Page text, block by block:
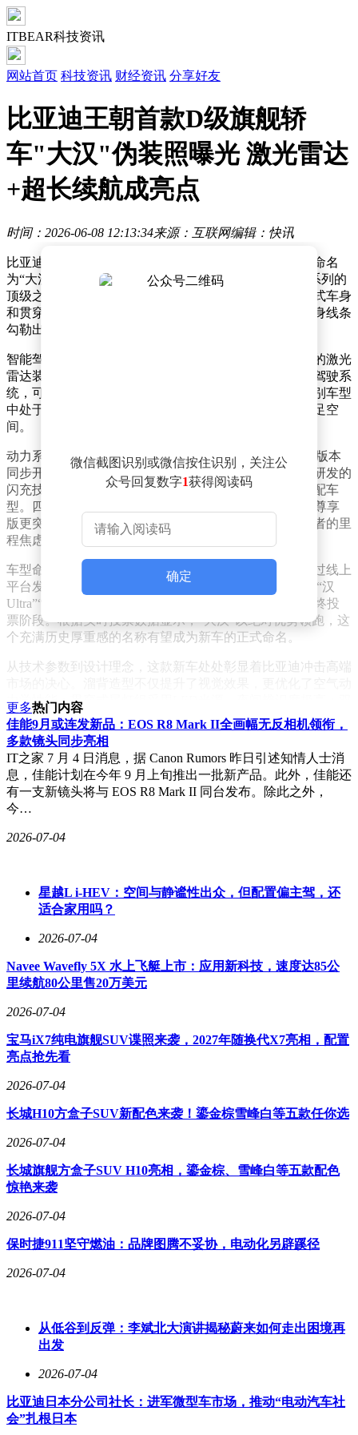
ITBEAR科技资讯
网站首页 科技资讯 财经资讯 分享好友
比亚迪王朝首款D级旗舰轿
车"大汉"伪装照曝光 激光雷达
+超长续航成亮点
时间：2026-06-08 12:13:34来源：互联网编辑：快讯
比亚迪王朝系列即将迎来一款全新旗舰轿车，这款被暂命名
为“大汉”的D级车型近日曝光了官方伪装照。作为王朝系列的
顶级之作，新车在延续家族设计语言的同时，通过溜背式车身
和贯穿式尾灯等元素展现出更强的运动气质，流畅的车身线条
勾勒出优雅的轮廓。
智能驾驶领域成为这款新车的核心亮点之一。车顶配备的激光
雷达装置表明，该车将搭载比亚迪最新研发的高阶智能驾驶系
统，可实现全场景智能辅助驾驶功能。这一配置在同级别车型
中处于领先地位，为未来自动驾驶技术的升级预留了充足空
间。
动力系统提供双方案选择，纯电动版本与DM-i插电混动版本
同步开发。全系车型标配第二代刀片电池和比亚迪自主研发的
闪充技术，其中纯电版特别推出两款搭载激光雷达的高配车
型。四驱旗舰版CLTC工况下续航里程达880公里，后驱尊享
版更突破1000公里大关，这样的续航表现足以消除消费者的里
程焦虑。
车型命名过程充分体现了用户参与理念。比亚迪此前通过线上
平台发起名称征集活动，经过多轮筛选后，“大汉”“汉9”“汉
Ultra”“汉・天下”“霄汉”“汉・赤兔”六个候选名称进入最终投
票阶段。根据实时投票数据显示，“大汉”以绝对优势领跑，这
个充满历史厚重感的名称有望成为新车的正式命名。
从技术参数到设计理念，这款新车处处彰显着比亚迪冲击高端
力学性能；贯穿式尾灯组采用LED光源，夜间辨识度极高；双
动力方案的选择则覆盖了更广泛的消费群体。随着更多细节的
逐步披露，市场对这款旗舰轿车的期待值持续攀升。
微信截图识别或微信按住识别，关注公
众号回复数字1获得阅读码
确定
更多热门内容
佳能9月或连发新品：EOS R8 Mark II全画幅无反相机领衔，
多款镜头同步亮相
IT之家 7 月 4 日消息，据 Canon Rumors 昨日引述知情人士消
息，佳能计划在今年 9 月上旬推出一批新产品。此外，佳能还
有一支新镜头将与 EOS R8 Mark II 同台发布。除此之外，
今…
2026-07-04
星越L i-HEV：空间与静谧性出众，但配置偏主驾，还
适合家用吗？
2026-07-04
Navee Wavefly 5X 水上飞艇上市：应用新科技，速度达85公
里续航80公里售20万美元
2026-07-04
宝马iX7纯电旗舰SUV谍照来袭，2027年随换代X7亮相，配置
亮点抢先看
2026-07-04
长城H10方盒子SUV新配色来袭！鎏金棕雪峰白等五款任你选
2026-07-04
长城旗舰方盒子SUV H10亮相，鎏金棕、雪峰白等五款配色
惊艳来袭
2026-07-04
保时捷911坚守燃油：品牌图腾不妥协，电动化另辟蹊径
2026-07-04
从低谷到反弹：李斌北大演讲揭秘蔚来如何走出困境再
出发
2026-07-04
比亚迪日本分公司社长：进军微型车市场，推动“电动汽车社
会”扎根日本